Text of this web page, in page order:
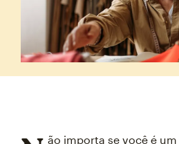
ão importa se você é